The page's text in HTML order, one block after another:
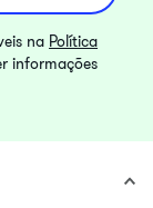
na Política
informações